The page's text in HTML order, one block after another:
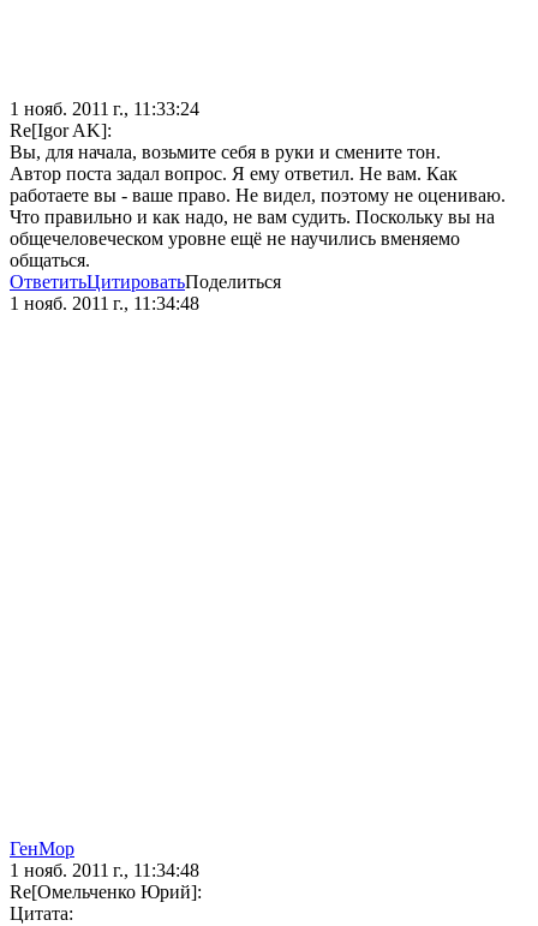
1 нояб. 2011 г., 11:33:24
Re[Igor AK]:
Вы, для начала, возьмите себя в руки и смените тон.
Автор поста задал вопрос. Я ему ответил. Не вам. Как
работаете вы - ваше право. Не видел, поэтому не оцениваю.
Что правильно и как надо, не вам судить. Поскольку вы на
общечеловеческом уровне ещё не научились вменяемо
общаться.
ОтветитьЦитироватьПоделиться
1 нояб. 2011 г., 11:34:48
ГенМор
1 нояб. 2011 г., 11:34:48
Re[Омельченко Юрий]:
Цитата: